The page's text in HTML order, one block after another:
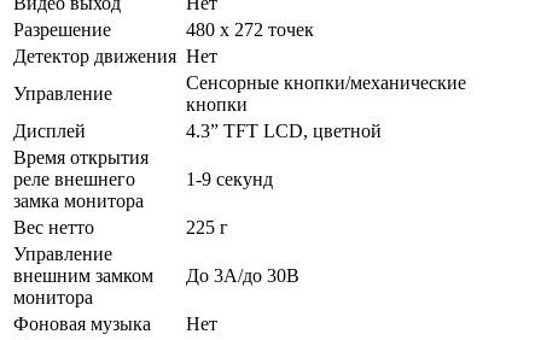
Разрешение
480 х 272 точек
Детектор движения Нет
Управление
Сенсорные кнопки/механические
кнопки
Дисплей
4.3” TFT LCD, цветной
Время открытия
реле внешнего
замка монитора
1-9 секунд
Вес нетто
225 г
Управление
внешним замком
монитора
До 3А/до 30В
Фоновая музыка
Нет